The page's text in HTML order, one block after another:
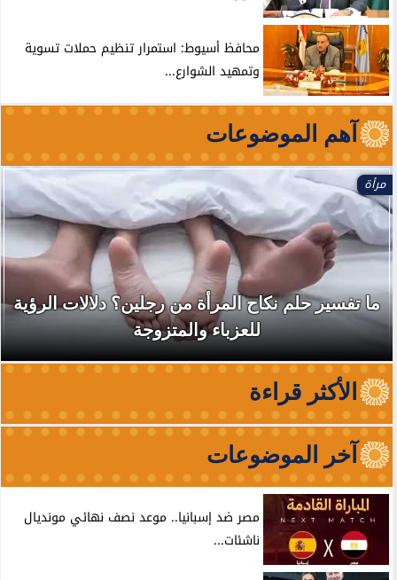
محافظ أسيوط: استمرار تنظيم حملات تسوية
وتمهيد الشوارع...
آهم الموضوعات
مرأة
ما تفسير حلم نكاح المرأة من رجلين؟ دلالات الرؤية
للعزباء والمتزوجة
الأكثر قراءة
آخر الموضوعات
مصر ضد إسبانيا.. موعد نصف نهائي مونديال
ناشئات...